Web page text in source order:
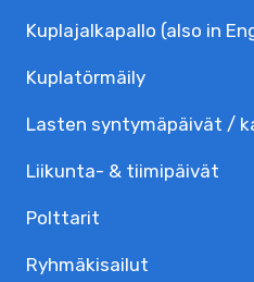
Kuplajalkapallo (also in
Kuplatörmäily
Lasten syntymäpäivät /
Liikunta- & tiimipäivät
Polttarit
Ryhmäkisailut